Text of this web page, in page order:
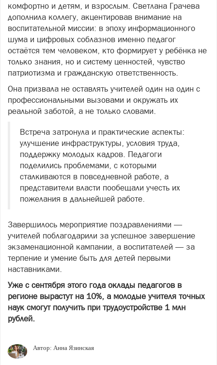
комфортно и детям, и взрослым. Светлана Грачева
дополнила коллегу, акцентировав внимание на
воспитательной миссии: в эпоху информационного
шума и цифровых соблазнов именно педагог
остаётся тем человеком, кто формирует у ребёнка не
только знания, но и систему ценностей, чувство
патриотизма и гражданскую ответственность.
Она призвала не оставлять учителей один на один с
профессиональными вызовами и окружать их
реальной заботой, а не только словами.
Встреча затронула и практические аспекты:
улучшение инфраструктуры, условия труда,
поддержку молодых кадров. Педагоги
поделились проблемами, с которыми
сталкиваются в повседневной работе, а
представители власти пообещали учесть их
пожелания в дальнейшей работе.
Завершилось мероприятие поздравлениями —
учителей поблагодарили за успешное завершение
экзаменационной кампании, а воспитателей — за
терпение и умение быть для детей первыми
наставниками.
Уже с сентября этого года оклады педагогов в
регионе вырастут на 10%, а молодые учителя точных
наук смогут получить при трудоустройстве 1 млн
рублей.
Автор: Анна Язинская